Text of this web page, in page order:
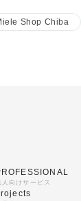
Shop Chiba
人向けサービス